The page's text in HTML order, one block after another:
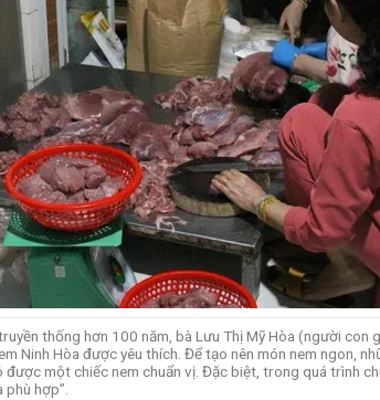
thống hơn 100 năm, bà Lưu Thị Mỹ Hòa (người
Ninh Hòa được yêu thích. Để tạo nên món nem ngon,
một chiếc nem chuẩn vị. Đặc biệt, trong quá trình
hợp”.